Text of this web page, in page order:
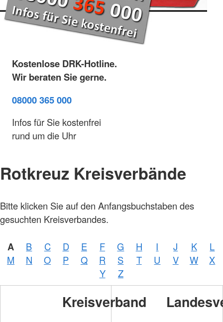
Kostenlose DRK-Hotline.
Wir beraten Sie gerne.
08000 365 000
Infos für Sie kostenfrei
rund um die Uhr
Rotkreuz Kreisverbände
Bitte klicken Sie auf den Anfangsbuchstaben des
gesuchten Kreisverbandes.
A B C D E F G H I J K
L
M
N O P Q R S T U V W
X
Y
Z
Kreisverband
Foto:
Zelck /
GmbH